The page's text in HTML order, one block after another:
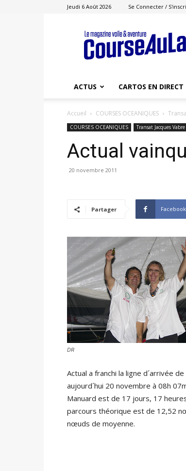
Jeudi 6 Août 2026 Se Connecter /
Course
au
Large
ACTUS CARTOS EN DIRECT
Accueil COURSES OCEANIQUES
COURSES OCEANIQUES Transat Jacques
Actual
20 novembre 2011
Partager Facebook
DR
Actual a franchi la ligne d´arrivée
aujourd´hui 20 novembre à 08h
Manuard est de 17 jours, 17
parcours théorique est de 12,52
nœuds de moyenne.